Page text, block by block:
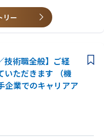
に携わることが可能です。
を向上
能
ため、技術理解のあるサポー
リー
技術職全般】ご経
いただきます （機
企業でのキャリアア